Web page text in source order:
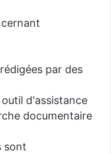
par des
d'assistance
documentaire
sont